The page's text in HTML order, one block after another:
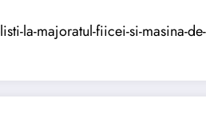
la-majoratul-fiicei-si-masina-